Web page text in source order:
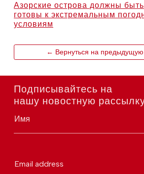
Азорские острова должны быть
готовы к экстремальным
условиям
← Вернуться на предыдущую
Подписывайтесь на
нашу новостную
Имя
Email address